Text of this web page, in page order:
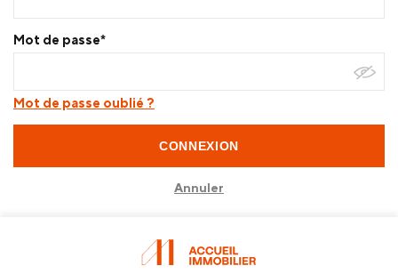
Mot de passe*
Mot de passe oublié ?
CONNEXION
Annuler